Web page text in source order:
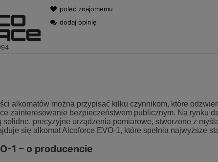
poleć znajomemu
dodaj opinię
alkomatów można przypisać kilku czynnikom, które
zainteresowanie bezpieczeństwem publicznym. Na rynku
solidne, precyzyjne urządzenia pomiarowe, stworzone z
się alkomat Alcoforce EVO-1, które spełnia najwyższe
1 – o producencie